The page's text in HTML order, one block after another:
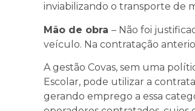
inviabilizando o transporte de
Mão de obra – Não foi
veículo. Na contratação
A gestão Covas, sem uma
Escolar, pode utilizar a
gerando emprego a essa